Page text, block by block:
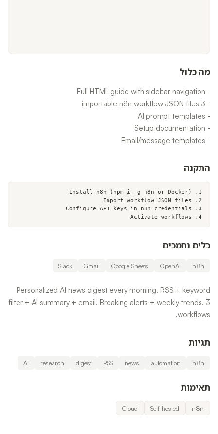
מה כלול
- Email/message templates
התקנה
4. Activate workflows
כלים נתמכים
n8n
OpenAI
Google Sheets
Gmail
Slack
Personalized AI news digest every morning. RSS + keyword
filter + AI summary + email. Breaking alerts + weekly trends. 3
workflows.
תגיות
n8n
automation
news
RSS
digest
research
AI
תאימות
n8n
Self-hosted
Cloud